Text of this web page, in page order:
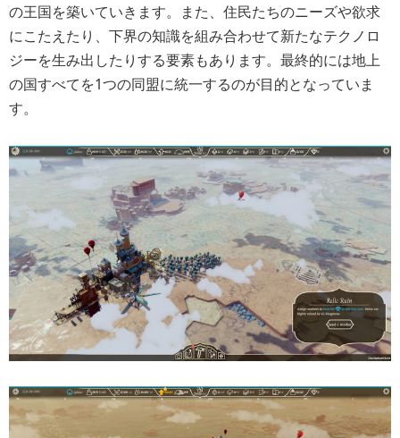
の王国を築いていきます。また、住民たちのニーズや欲求
にこたえたり、下界の知識を組み合わせて新たなテクノロ
ジーを生み出したりする要素もあります。最終的には地上
の国すべてを1つの同盟に統一するのが目的となっていま
す。